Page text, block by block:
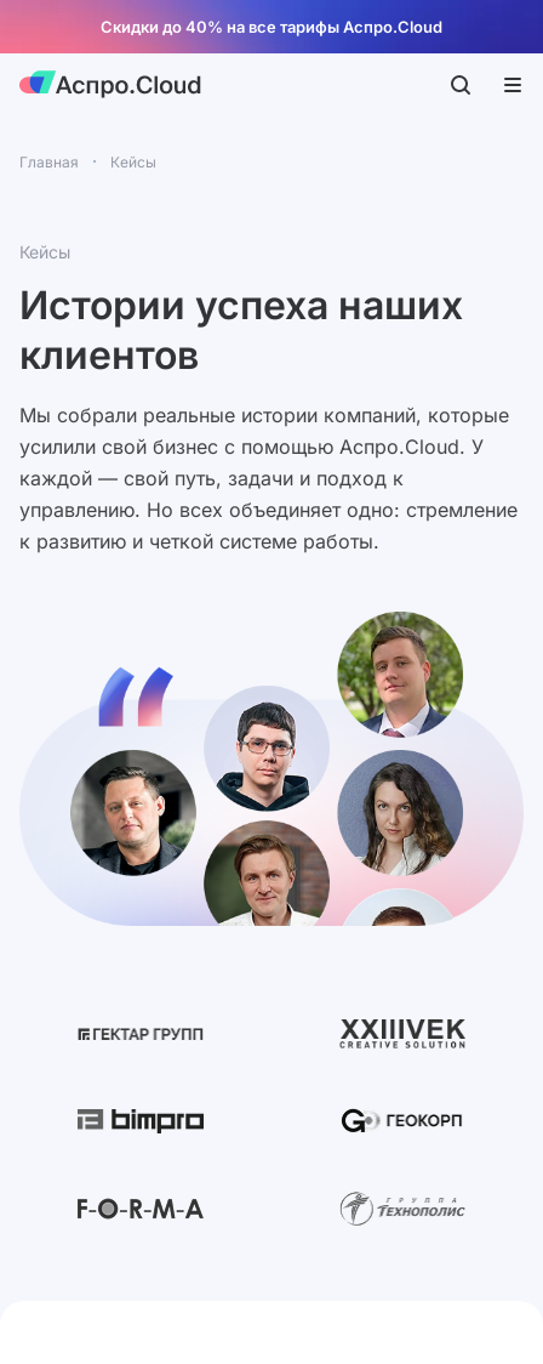
Скидки до 40% на все тарифы Аспро.Cloud
Главная Кейсы
Кейсы
Истории успеха наших
клиентов
Мы собрали реальные истории компаний, которые
усилили свой бизнес с помощью Аспро.Cloud. У
каждой — свой путь, задачи и подход к
управлению. Но всех объединяет одно: стремление
к развитию и четкой системе работы.